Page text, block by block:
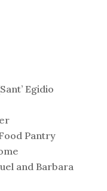
Egidio
Pantry
and Barbara